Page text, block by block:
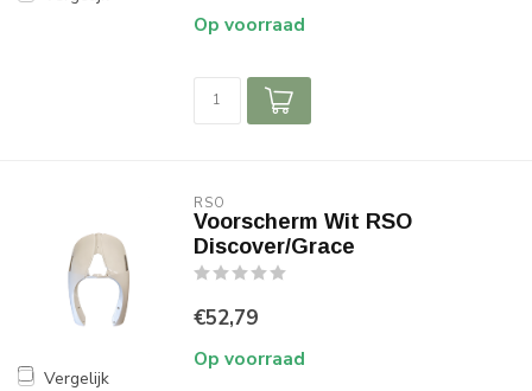
Op voorraad
Vergelijk
RSO
Voorscherm Wit RSO
Discover/Grace
€52,79
Op voorraad